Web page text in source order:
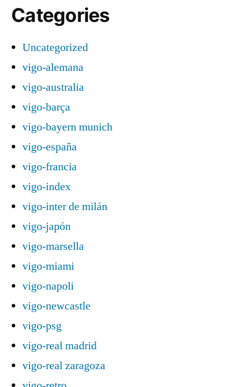
Categories
Uncategorized
vigo-alemana
vigo-australia
vigo-barça
vigo-bayern munich
vigo-españa
vigo-francia
vigo-index
vigo-inter de milán
vigo-japón
vigo-marsella
vigo-miami
vigo-napoli
vigo-newcastle
vigo-psg
vigo-real madrid
vigo-real zaragoza